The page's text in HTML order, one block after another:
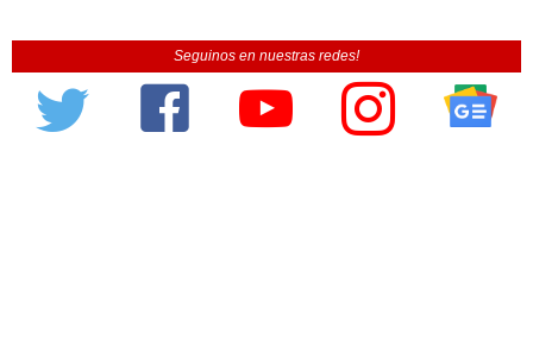
Seguinos en nuestras redes!